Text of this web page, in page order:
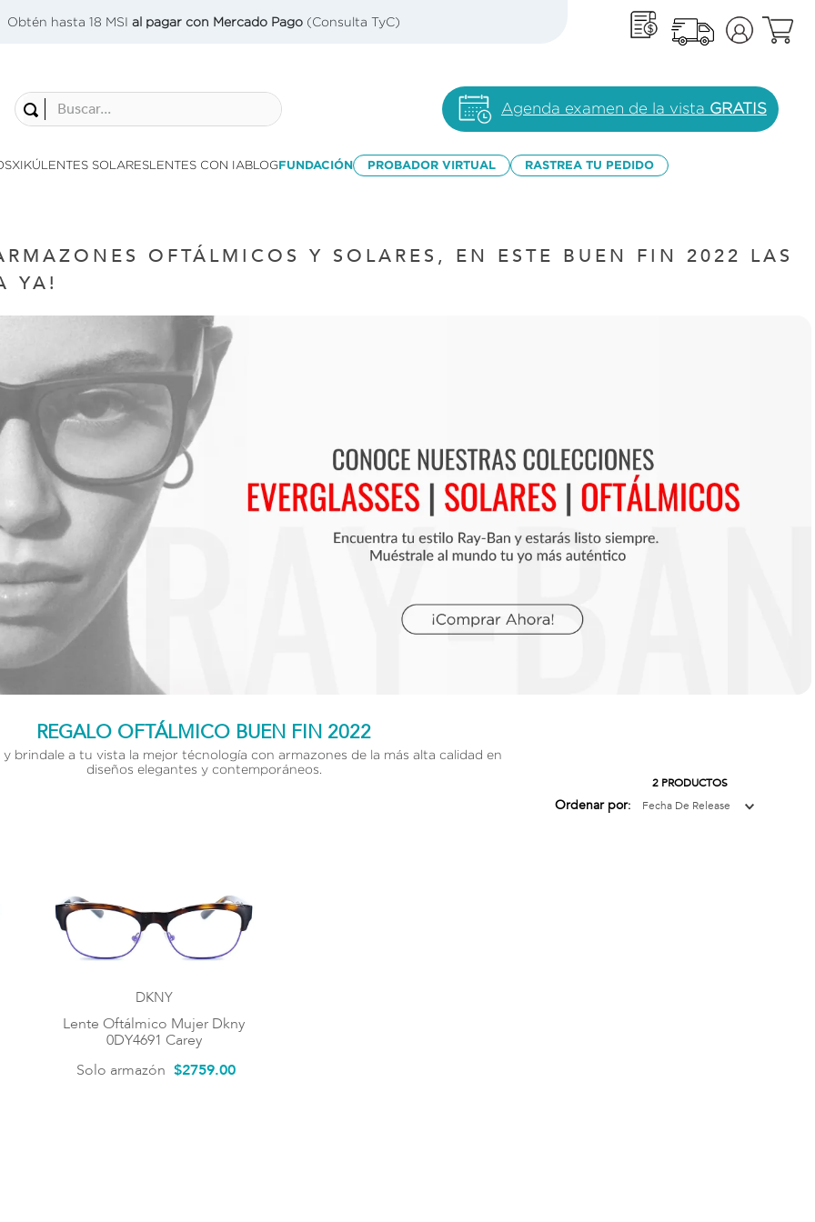
Obtén hasta 18 MSI al pagar con Mercado Pago (Consulta TyC)
Buscar...
Agenda examen de la vista GRATIS
XIKÚLENTES SOLARESLENTES CON IABLOGFUNDACIÓN PROBADOR VIRTUAL RASTREA TU PEDIDO
OFTÁLMICOS Y SOLARES, EN ESTE BUEN FIN 2022 LAS
YA!
REGALO OFTÁLMICO BUEN FIN 2022
brindale a tu vista la mejor técnología con armazones de la más alta calidad en
diseños elegantes y contemporáneos.
2 PRODUCTOS
Ordenar por Fecha De Release
DKNY
Lente Oftálmico Mujer Dkny
0DY4691 Carey
Solo armazón $2759.00